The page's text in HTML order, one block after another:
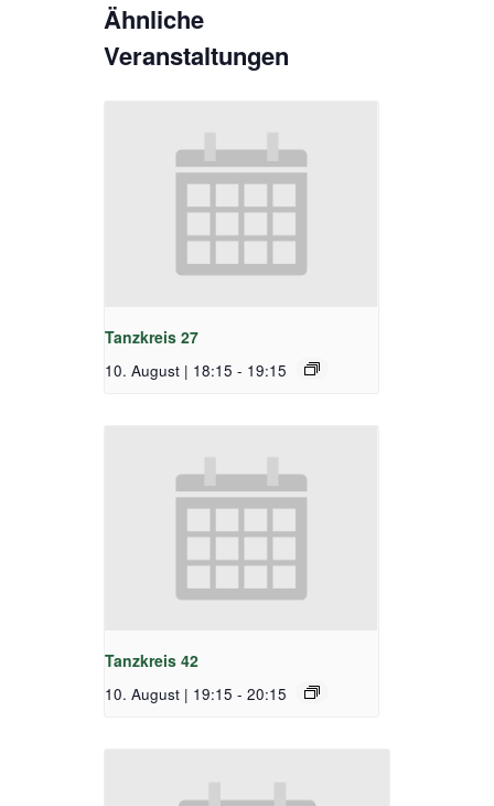
Ähnliche
Veranstaltungen
Tanzkreis 27
10. August | 18:15 - 19:15
Tanzkreis 42
10. August | 19:15 - 20:15